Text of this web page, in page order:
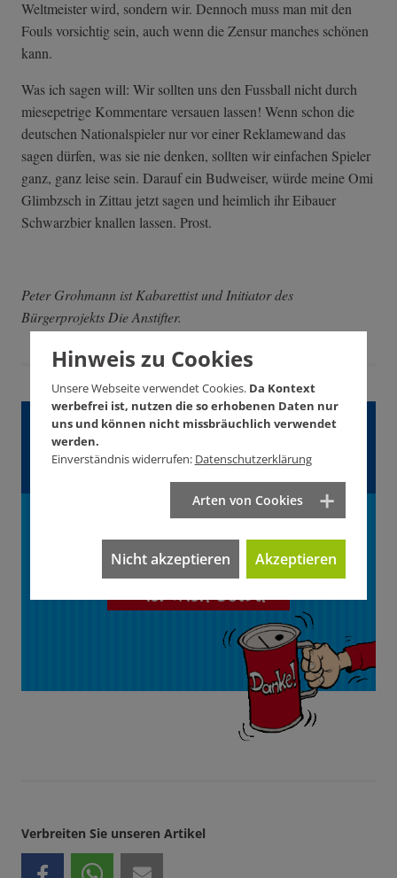
Weltmeister wird, sondern wir. Dennoch muss man mit den
Fouls vorsichtig sein, auch wenn die Zensur manches schönen
kann.
Was ich sagen will: Wir sollten uns den Fussball nicht durch
miesepetrige Kommentare versauen lassen! Wenn schon die
deutschen Nationalspieler nur vor einer Reklamewand das
sagen dürfen, was sie nie denken, sollten wir einfachen Spieler
ganz, ganz leise sein. Darauf ein Budweiser, würde meine Omi
Glimbzsch in Zittau jetzt sagen und heimlich ihr Eibauer
Schwarzbier knallen lassen. Prost.
Peter Grohmann ist Kabarettist und Initiator des
Bürgerprojekts Die Anstifter.
Gefällt Ihnen dieser
Artikel?
Unterstützen Sie
KONTEXT!
Wie? Hier! Jetzt!
Verbreiten Sie unseren Artikel
Hinweis zu Cookies
Unsere Webseite verwendet Cookies. Da Kontext
werbefrei ist, nutzen die so erhobenen Daten nur
uns und können nicht missbräuchlich verwendet
werden.
Einverständnis widerrufen: Datenschutzerklärung
Arten von Cookies
Nicht akzeptieren Akzeptieren